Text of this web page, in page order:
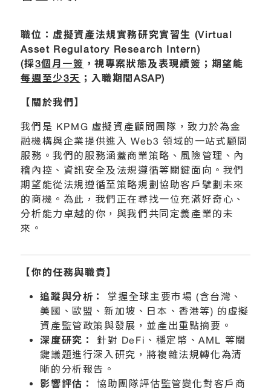
職位：虛擬資產法規實務研究實習生 (Virtual
Asset Regulatory Research Intern)
(採3個月一簽 ，視專案狀態及表現續簽；期望能
每週至少3天 ；入職期間ASAP)
【關於我們】
我們是 KPMG 虛擬資產顧問團隊，致力於為金
融機構與企業提供進入 Web3 領域的一站式顧問
服務。我們的服務涵蓋商業策略、風險管理、內
稽內控、資訊安全及法規遵循等關鍵面向。我們
期望能從法規遵循至策略規劃協助客戶擘劃未來
的商機。為此，我們正在尋找一位充滿好奇心、
分析能力卓越的你，與我們共同定義產業的未
來。
【你的任務與職責】
追蹤與分析：
掌握全球主要市場 (含台灣、
美國、歐盟、新加坡、日本、香港等) 的虛擬
資產監管政策與發展，並產出重點摘要。
深度研究：
針對 DeFi、穩定幣、AML 等關
鍵議題進行深入研究，將複雜法規轉化為清
晰的分析報告。
影響評估：
協助團隊評估監管變化對客戶商